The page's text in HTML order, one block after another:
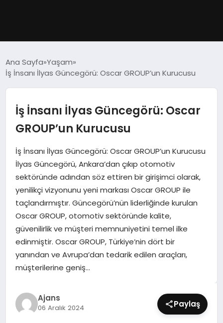
EĞITIM
EKONOMI
MAGAZIN
SAĞLIK
SIYASET
SPOR
TEKNOLOJI
Ana Sayfa Yaşam
İş İnsanı İlyas Güncegörü: Oscar GROUP’un Kurucusu
İş İnsanı İlyas Güncegörü: Oscar
GROUP’un Kurucusu
İş İnsanı İlyas Güncegörü: Oscar GROUP’un Kurucusu
İlyas Güncegörü, Ankara’dan çıkıp otomotiv
sektöründe adından söz ettiren bir girişimci olarak,
yenilikçi vizyonunu yeni markası Oscar GROUP ile
taçlandırmıştır. Güncegörü’nün liderliğinde kurulan
Oscar GROUP, otomotiv sektöründe kalite,
güvenilirlik ve müşteri memnuniyetini temel ilke
edinmiştir. Oscar GROUP, Türkiye’nin dört bir
yanından ve Avrupa’dan tedarik edilen araçları,
müşterilerine geniş…
Ajans
06 Aralık 2024 Paylaş